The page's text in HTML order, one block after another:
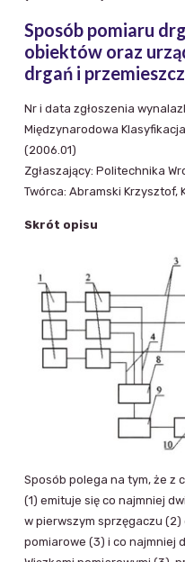
Sposób pomiaru
obiektów oraz
drgań i
Nr i data zgłoszenia
Międzynarodowa
(2006.01)
Zgłaszający: Politechnika
Twórca: Abramski Krzysztof,
Skrót opisu
Sposób polega na tym, że z
(1) emituje się co najmniej
w pierwszym sprzęgaczu (2)
pomiarowe (3) i co najmniej